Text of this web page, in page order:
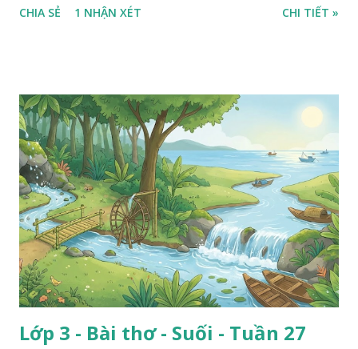
CHIA SẺ 1 NHẬN XÉT CHI TIẾT »
Lớp 3 - Bài thơ - Suối - Tuần 27